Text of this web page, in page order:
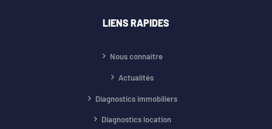
LIENS RAPIDES
Nous connaître
Actualités
Diagnostics immobiliers
Diagnostics location